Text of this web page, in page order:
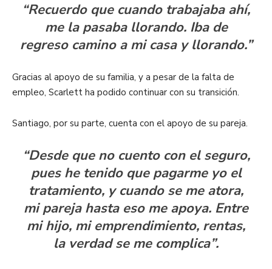
“Recuerdo que cuando trabajaba ahí,
me la pasaba llorando. Iba de
regreso camino a mi casa y llorando.”
Gracias al apoyo de su familia, y a pesar de la falta de
empleo, Scarlett ha podido continuar con su transición.
Santiago, por su parte, cuenta con el apoyo de su pareja.
“Desde que no cuento con el seguro,
pues he tenido que pagarme yo el
tratamiento, y cuando se me atora,
mi pareja hasta eso me apoya. Entre
mi hijo, mi emprendimiento, rentas,
la verdad se me complica”.